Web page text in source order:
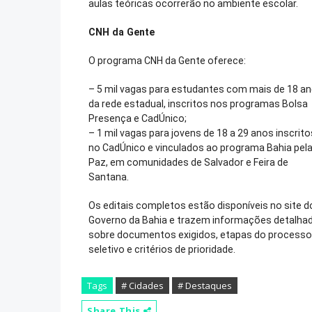
aulas teóricas ocorrerão no ambiente escolar.
CNH da Gente
O programa CNH da Gente oferece:
– 5 mil vagas para estudantes com mais de 18
da rede estadual, inscritos nos programas Bolsa
Presença e CadÚnico;
– 1 mil vagas para jovens de 18 a 29 anos
no CadÚnico e vinculados ao programa Bahia pela
Paz, em comunidades de Salvador e Feira de
Santana.
Os editais completos estão disponíveis no site
Governo da Bahia e trazem informações
sobre documentos exigidos, etapas do processo
seletivo e critérios de prioridade.
Tags # Cidades
# Destaques